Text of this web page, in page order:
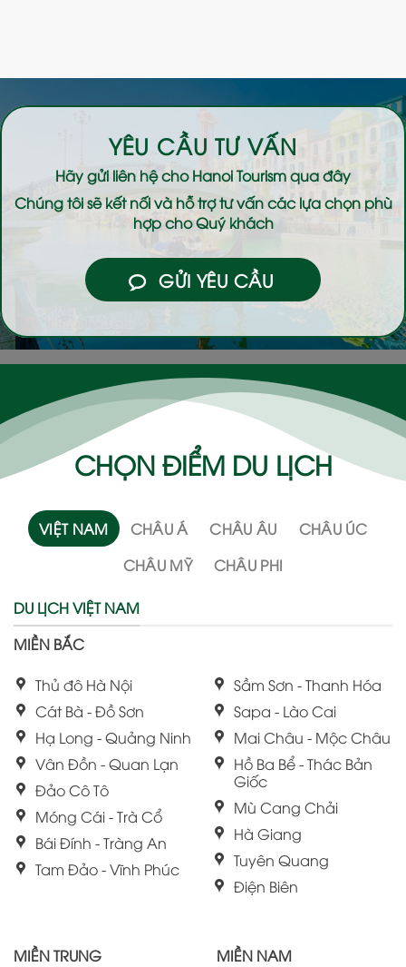
YÊU CẦU TƯ VẤN
Hãy gửi liên hệ choHanoi Tourismqua đây
Chúng tôi sẽ kết nối và hỗ trợ tư vấn các lựa chọn phù
hợp cho Quý khách
GỬI YÊU CẦU
CHỌN ĐIỂM DU LỊCH
VIỆT NAM CHÂU Á CHÂU ÂU
CHÂU ÚC
CHÂU MỸ
CHÂU PHI
DU LỊCH VIỆT NAM
MIỀN BẮC
Thủ đô Hà Nội
Cát Bà - Đồ Sơn
Hạ Long - Quảng Ninh
Vân Đồn - Quan Lạn
Đảo Cô Tô
Móng Cái - Trà Cổ
Bái Đính - Tràng An
Tam Đảo - Vĩnh Phúc
Sầm Sơn - Thanh Hóa
Sapa - Lào Cai
Mai Châu - Mộc Châu
Hồ Ba Bể - Thác Bản
Giốc
Mù Cang Chải
Hà Giang
Tuyên Quang
Điện Biên
MIỀN TRUNG MIỀN NAM